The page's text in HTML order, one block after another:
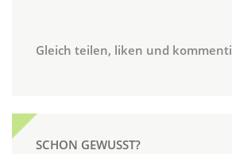
Gleich teilen, liken und
SCHON GEWUSST?